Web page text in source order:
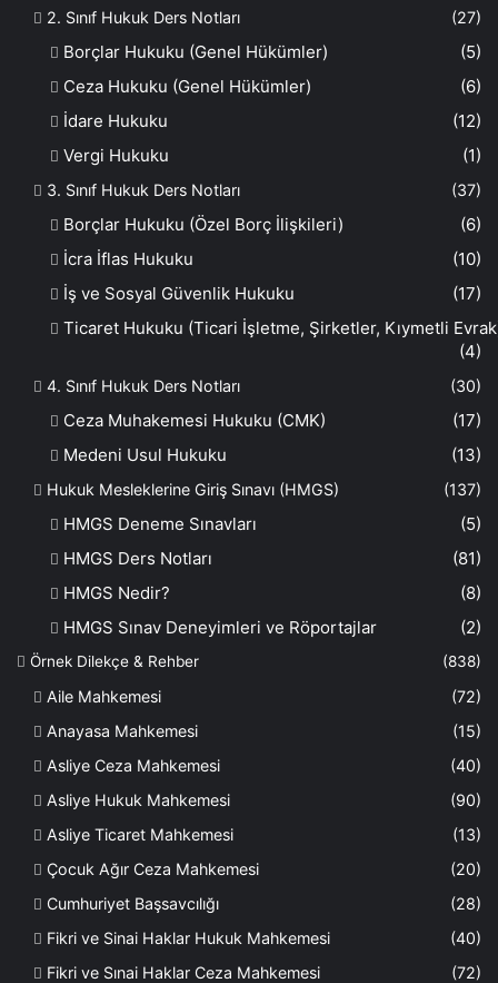
2. Sınıf Hukuk Ders Notları (27)
Borçlar Hukuku (Genel Hükümler)
(5)
Ceza Hukuku (Genel Hükümler)
(6)
İdare Hukuku
(12)
Vergi Hukuku
(1)
3. Sınıf Hukuk Ders Notları (37)
Borçlar Hukuku (Özel Borç İlişkileri)
(6)
İcra İflas Hukuku
(10)
İş ve Sosyal Güvenlik Hukuku
(17)
Ticaret Hukuku (Ticari İşletme, Şirketler, Kıymetli
(4)
4. Sınıf Hukuk Ders Notları (30)
Ceza Muhakemesi Hukuku (CMK)
(17)
Medeni Usul Hukuku
(13)
Hukuk Mesleklerine Giriş Sınavı (HMGS) (137)
HMGS Deneme Sınavları
(5)
HMGS Ders Notları
(81)
HMGS Nedir?
(8)
HMGS Sınav Deneyimleri ve Röportajlar
(2)
Örnek Dilekçe & Rehber (838)
Aile Mahkemesi
(72)
Anayasa Mahkemesi
(15)
Asliye Ceza Mahkemesi
(40)
Asliye Hukuk Mahkemesi
(90)
Asliye Ticaret Mahkemesi
(13)
Çocuk Ağır Ceza Mahkemesi
(20)
Cumhuriyet Başsavcılığı
(28)
Fikri ve Sinai Haklar Hukuk Mahkemesi
(40)
Fikri ve Sınai Haklar Ceza Mahkemesi
(72)